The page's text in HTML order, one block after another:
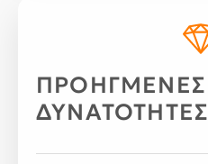
ΠΡΟΗΓΜΕΝΕΣ
ΔΥΝΑΤΟΤΗΤΕΣ